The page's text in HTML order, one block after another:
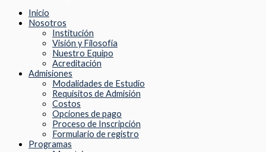
Inicio
Nosotros
Institución
Visión y Filosofía
Nuestro Equipo
Acreditación
Admisiones
Modalidades de Estudio
Requisitos de Admisión
Costos
Opciones de pago
Proceso de Inscripción
Formulario de registro
Programas